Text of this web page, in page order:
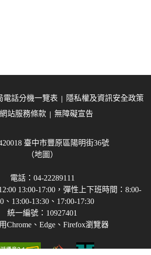
電話分機一覽表
隱私權及資訊安全政策
網站服務條款
無障礙宣告
臺中市豐原區陽明街36號
（地圖）
電話：04-22289111
13:00-17:00，彈性上下班時間：8:00-
、13:00-13:30、17:00-17:30
統一編號：10927401
Chrome、Edge、Firefox瀏覽器